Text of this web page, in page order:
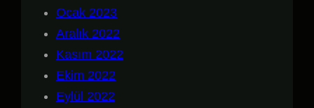
Ocak 2023
Aralık 2022
Kasım 2022
Ekim 2022
Eylül 2022